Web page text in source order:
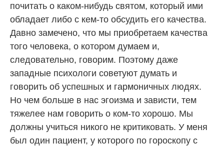
почитать о каком-нибудь святом, который ими
обладает либо с кем-то обсудить его качества.
Давно замечено, что мы приобретаем качества
того человека, о котором думаем и,
следовательно, говорим. Поэтому даже
западные психологи советуют думать и
говорить об успешных и гармоничных людях.
Но чем больше в нас эгоизма и зависти, тем
тяжелее нам говорить о ком-то хорошо. Мы
должны учиться никого не критиковать. У меня
был один пациент, у которого по гороскопу с